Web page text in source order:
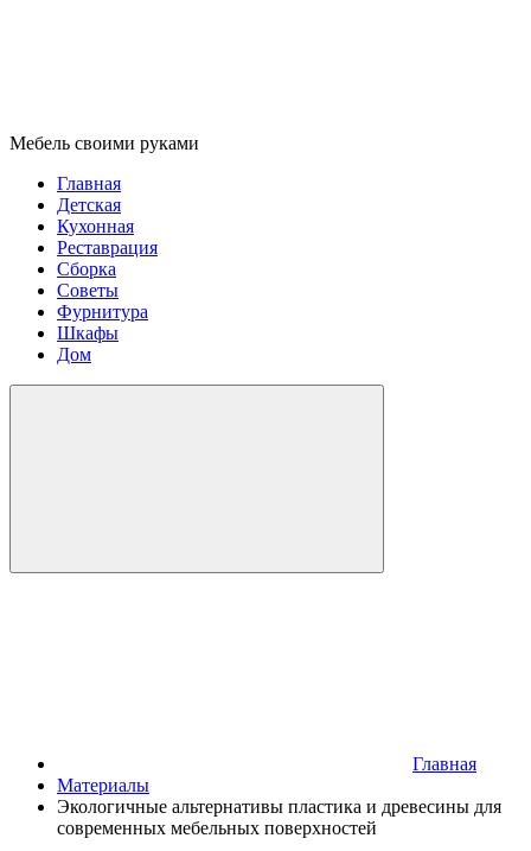
Мебель своими руками
Главная
Детская
Кухонная
Реставрация
Сборка
Советы
Фурнитура
Шкафы
Дом
Главная
Материалы
Экологичные альтернативы пластика и древесины для
современных мебельных поверхностей